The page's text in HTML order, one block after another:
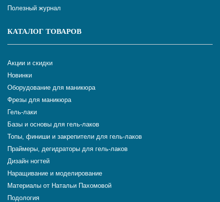
Полезный журнал
КАТАЛОГ ТОВАРОВ
Акции и скидки
Новинки
Оборудование для маникюра
Фрезы для маникюра
Гель-лаки
Базы и основы для гель-лаков
Топы, финиши и закрепители для гель-лаков
Праймеры, дегидраторы для гель-лаков
Дизайн ногтей
Наращивание и моделирование
Материалы от Натальи Пахомовой
Подология